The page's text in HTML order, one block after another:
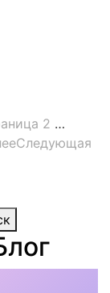
2 …
Следующая